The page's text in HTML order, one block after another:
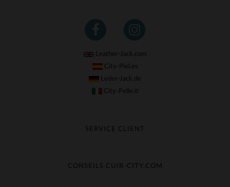
Leather-Jack.com
City-Piel.es
Leder-Jack.de
City-Pelle.it
SERVICE CLIENT
Échange & Remboursement
CONSEILS CUIR-CITY.COM